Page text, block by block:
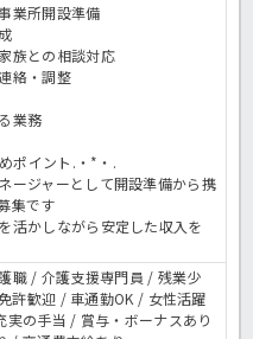
業所開設準備
族との相談対応
絡・調整
業務
ポイント.・*・.
ージャーとして開設準備から携
集です
活かしながら安定した収入を
職 / 介護支援専門員 / 残業少
許歓迎 / 車通勤OK / 女性活躍
実の手当 / 賞与・ボーナスあり